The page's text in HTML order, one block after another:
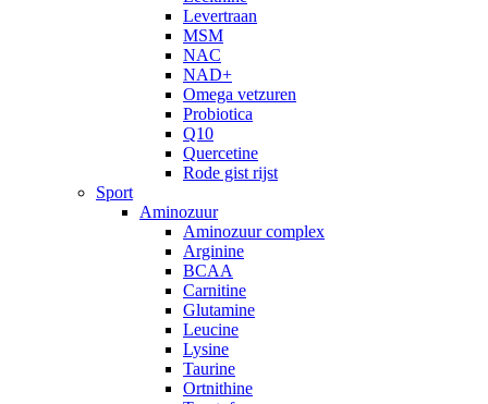
Levertraan
MSM
NAC
NAD+
Omega vetzuren
Probiotica
Q10
Quercetine
Rode gist rijst
Sport
Aminozuur
Aminozuur complex
Arginine
BCAA
Carnitine
Glutamine
Leucine
Lysine
Taurine
Ortnithine